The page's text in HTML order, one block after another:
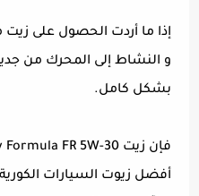
إذا ما أردت الحصول على
و النشاط إلى المحرك من
بشكل كامل.
أفضل زيوت السيارات